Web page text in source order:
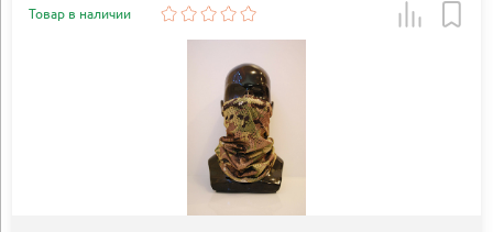
Товар в наличии